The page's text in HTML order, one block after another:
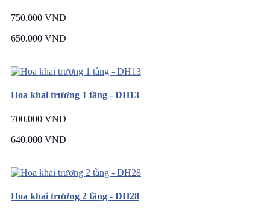
750.000 VND
650.000 VND
Hoa khai trương 1 tầng - DH13
700.000 VND
640.000 VND
Hoa khai trương 2 tầng - DH28